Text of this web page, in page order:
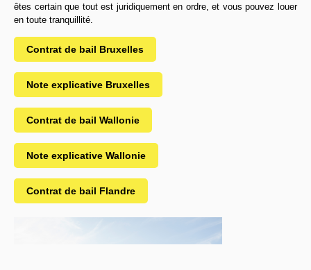
êtes certain que tout est juridiquement en ordre, et vous pouvez louer
en toute tranquillité.
Contrat de bail Bruxelles
Note explicative Bruxelles
Contrat de bail Wallonie
Note explicative Wallonie
Contrat de bail Flandre